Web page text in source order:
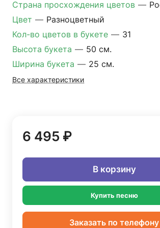
Страна просхождения цветов —
Цвет — Разноцветный
Кол-во цветов в букете — 31
Высота букета — 50 см.
Ширина букета — 25 см.
Все характеристики
6 495 ₽
В корзину
Купить песню
Заказать по телефону